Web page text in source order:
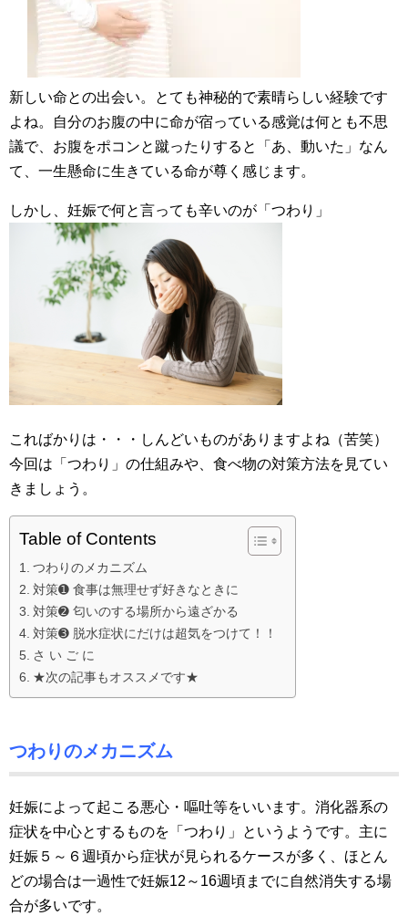
新しい命との出会い。とても神秘的で素晴らしい経験です
よね。自分のお腹の中に命が宿っている感覚は何とも不思
議で、お腹をポコンと蹴ったりすると「あ、動いた」なん
て、一生懸命に生きている命が尊く感じます。
しかし、妊娠で何と言っても辛いのが「つわり」
こればかりは・・・しんどいものがありますよね（苦笑）
今回は「つわり」の仕組みや、食べ物の対策方法を見てい
きましょう。
Table of Contents
つわりのメカニズム
対策➊ 食事は無理せず好きなときに
対策➋ 匂いのする場所から遠ざかる
対策➌ 脱水症状にだけは超気をつけて！！
さ い ご に
★次の記事もオススメです★
つわりのメカニズム
妊娠によって起こる悪心・嘔吐等をいいます。消化器系の
症状を中心とするものを「つわり」というようです。主に
妊娠５～６週頃から症状が見られるケースが多く、ほとん
どの場合は一過性で妊娠12～16週頃までに自然消失する場
合が多いです。